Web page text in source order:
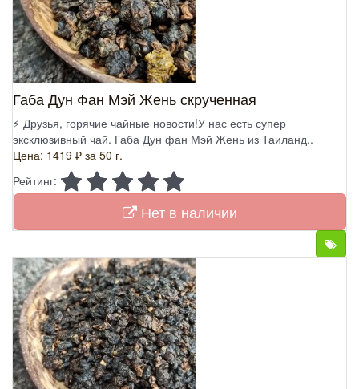
Габа Дун Фан Мэй Жень скрученная
⚡ Друзья, горячие чайные новости!У нас есть супер
эксклюзивный чай. Габа Дун фан Мэй Жень из Таиланд..
Цена: 1419 ₽ за 50 г.
Рейтинг:
Нет в наличии